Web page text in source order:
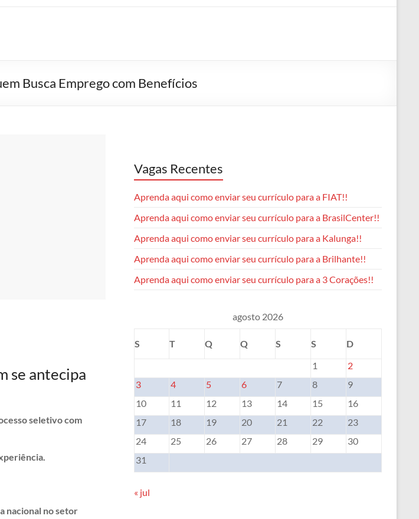
Busca Emprego com Benefícios
se antecipa
seletivo com
nacional no setor
Vagas Recentes
Aprenda aqui como enviar seu currículo para a FIAT!!
Aprenda aqui como enviar seu currículo para a BrasilCenter!!
Aprenda aqui como enviar seu currículo para a Kalunga!!
Aprenda aqui como enviar seu currículo para a Brilhante!!
Aprenda aqui como enviar seu currículo para a 3 Corações!!
agosto 2026
S T Q Q S S
D
1
2
3
4 5 6 7 8
9
10
11 12 13 14 15
16
17
18 19 20 21 22
23
24
25 26 27 28 29
30
31
« jul